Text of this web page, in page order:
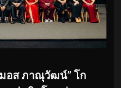
มอส ภาณุวัฒน์” โก